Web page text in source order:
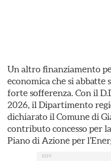
Un altro finanziamento
economica che si abbatte
forte sofferenza. Con il
2026, il Dipartimento
dichiarato il Comune di
contributo concesso per
Piano di Azione per